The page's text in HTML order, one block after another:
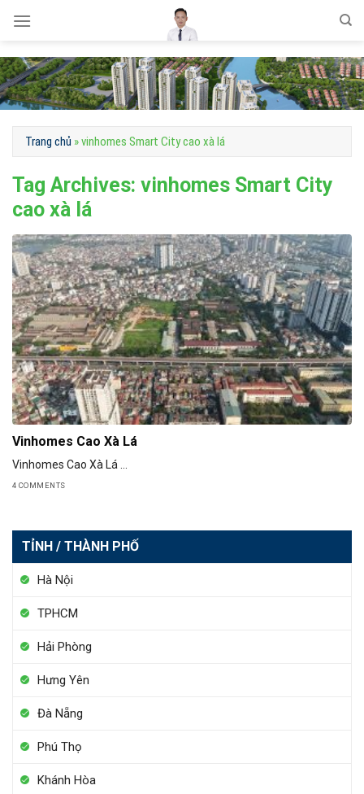
Trang chủ »vinhomes Smart City cao xà lá
TỈNH / THÀNH PHỐ
Hà Nội
TPHCM
Hải Phòng
Hưng Yên
Đà Nẵng
Phú Thọ
Khánh Hòa
Tag Archives: vinhomes Smart City
cao xà lá
Vinhomes Cao Xà Lá
Vinhomes Cao Xà Lá ...
4 COMMENTS